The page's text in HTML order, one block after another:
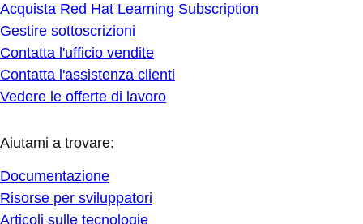
Acquista Red Hat Learning Subscription
Gestire sottoscrizioni
Contatta l'ufficio vendite
Contatta l'assistenza clienti
Vedere le offerte di lavoro
Aiutami a trovare:
Documentazione
Risorse per sviluppatori
Articoli sulle tecnologie